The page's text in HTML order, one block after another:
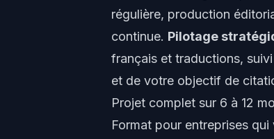
régulière, production
continue. Pilotage
français et traductions,
et de votre objectif de
Projet complet sur 6 à 12
Format pour entreprises